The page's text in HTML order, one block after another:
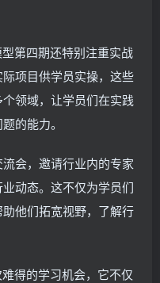
第四期还特别注重实战
项目供学员实操，这些
领域，让学员们在实践
的能力。
会，邀请行业内的专家
动态。这不仅为学员们
他们拓宽视野，了解行
得的学习机会，它不仅